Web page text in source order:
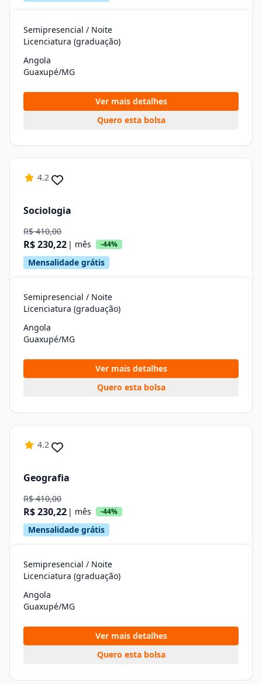
Semipresencial / Noite
Licenciatura (graduação)
Angola
Guaxupé/MG
Ver mais detalhes
Quero esta bolsa
4.2
Sociologia
R$ 410,00
R$ 230,22 | mês -44%
Mensalidade grátis
Semipresencial / Noite
Licenciatura (graduação)
Angola
Guaxupé/MG
Ver mais detalhes
Quero esta bolsa
4.2
Geografia
R$ 410,00
R$ 230,22 | mês -44%
Mensalidade grátis
Semipresencial / Noite
Licenciatura (graduação)
Angola
Guaxupé/MG
Ver mais detalhes
Quero esta bolsa